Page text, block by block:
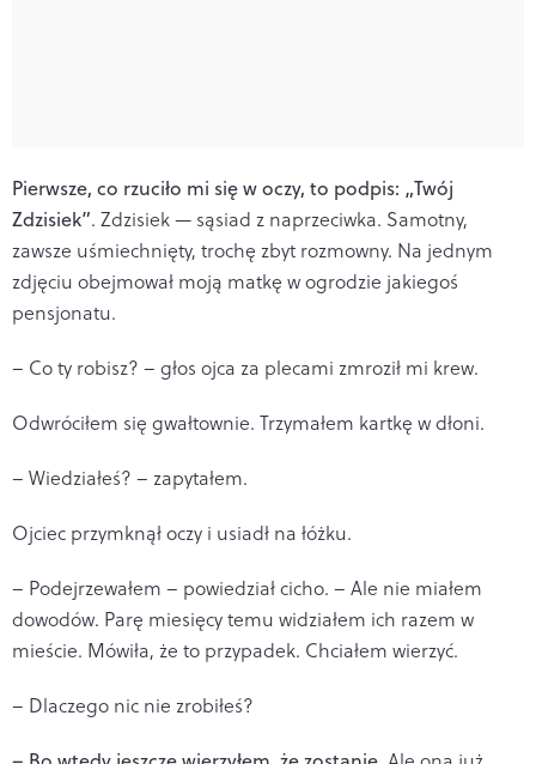
Pierwsze, co rzuciło mi się w oczy, to podpis: „Twój
Zdzisiek”. Zdzisiek — sąsiad z naprzeciwka. Samotny,
zawsze uśmiechnięty, trochę zbyt rozmowny. Na jednym
zdjęciu obejmował moją matkę w ogrodzie jakiegoś
pensjonatu.
– Co ty robisz? – głos ojca za plecami zmroził mi krew.
Odwróciłem się gwałtownie. Trzymałem kartkę w dłoni.
– Wiedziałeś? – zapytałem.
Ojciec przymknął oczy i usiadł na łóżku.
– Podejrzewałem – powiedział cicho. – Ale nie miałem
dowodów. Parę miesięcy temu widziałem ich razem w
mieście. Mówiła, że to przypadek. Chciałem wierzyć.
– Dlaczego nic nie zrobiłeś?